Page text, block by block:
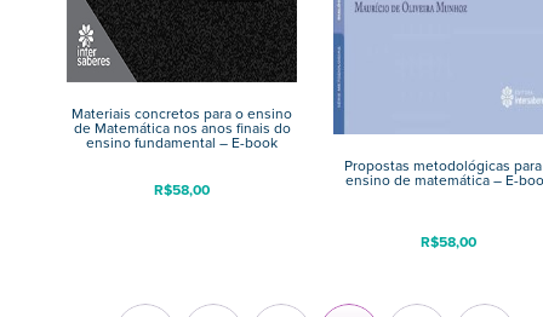
Materiais concretos para o ensino
de Matemática nos anos finais do
ensino fundamental – E-book
R$58,00
Propostas metodológicas
ensino de matemática – E-
R$58,00